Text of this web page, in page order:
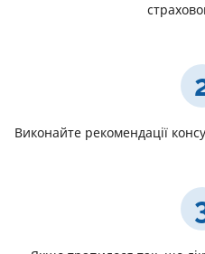
Виконайте рекомендації